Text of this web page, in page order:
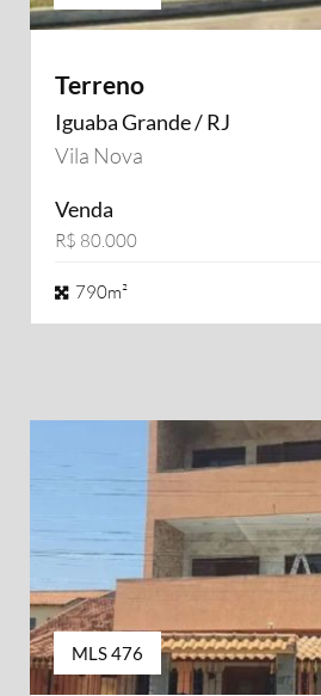
Terreno
Iguaba Grande / RJ
Vila Nova
Venda
R$ 80.000
790m²
MLS 476